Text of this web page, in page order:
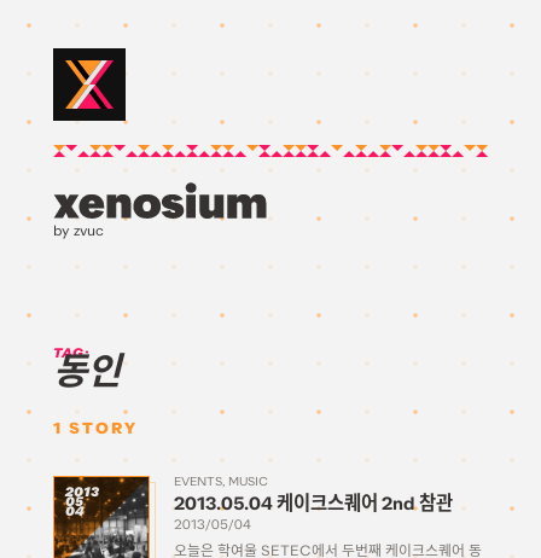
by zvuc
TAG:
동인
1 STORY
2013
05
04
EVENTS MUSIC
2013.05.04 케이크스퀘어 2nd 참관
2013/05/04
오늘은 학여울 SETEC에서 두번째 케이크스퀘어 동